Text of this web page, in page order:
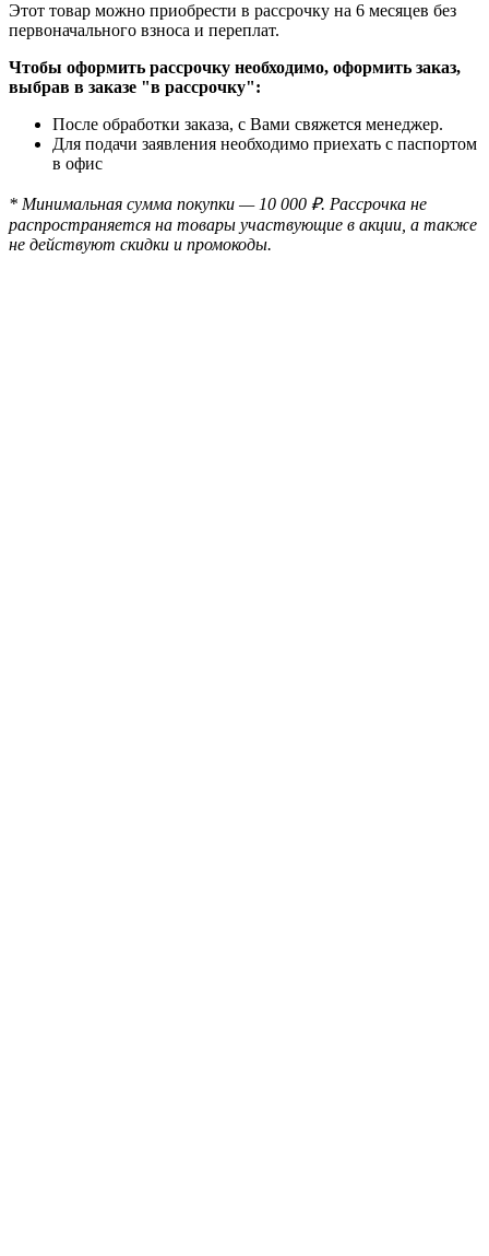
Этот товар можно приобрести в рассрочку на 6 месяцев без
первоначального взноса и переплат.
Чтобы оформить рассрочку необходимо, оформить заказ,
выбрав в заказе "в рассрочку":
После обработки заказа, с Вами свяжется менеджер.
Для подачи заявления необходимо приехать с паспортом
в офис
* Минимальная сумма покупки — 10 000 ₽. Рассрочка не
распространяется на товары участвующие в акции, а также
не действуют скидки и промокоды.